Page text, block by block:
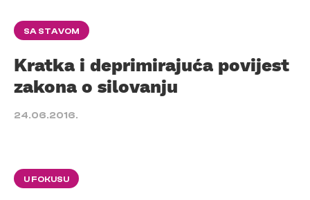
SA STAVOM
Kratka i deprimirajuća povijest
zakona o silovanju
24.06.2016.
U FOKUSU